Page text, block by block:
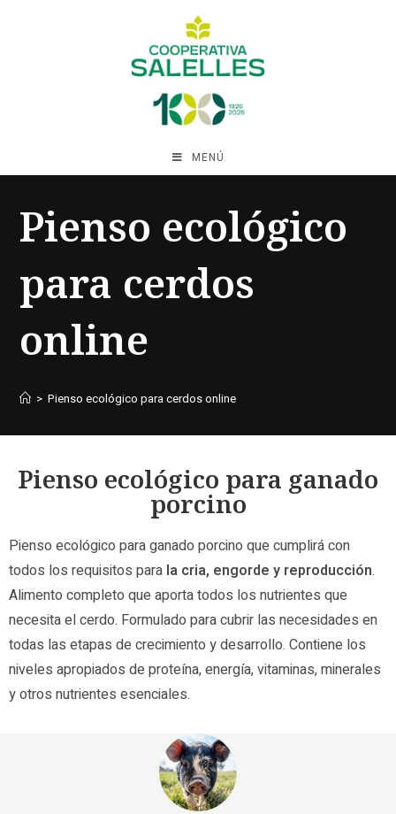
MENÚ
Pienso ecológico
para cerdos
online
> Pienso ecológico para cerdos online
Pienso ecológico para ganado
porcino
Pienso ecológico para ganado porcino que cumplirá con
todos los requisitos para la cria, engorde y reproducción.
Alimento completo que aporta todos los nutrientes que
necesita el cerdo. Formulado para cubrir las necesidades en
todas las etapas de crecimiento y desarrollo. Contiene los
niveles apropiados de proteína, energía, vitaminas, minerales
y otros nutrientes esenciales.